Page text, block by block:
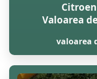
Valoarea
valoarea